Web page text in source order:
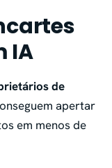
IA
de
apertar
em menos de